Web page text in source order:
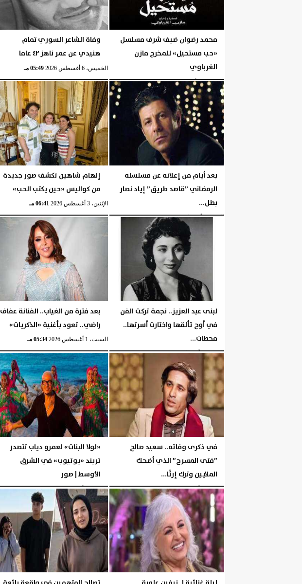
محمد رضوان ضيف شرف مسلسل
«حب مستحيل» للمخرج مازن
الغرباوي
الخميس، 6 أغسطس 2026 05:51 مـ
وفاة الشاعر السوري تمام
هنيدي عن عمر ناهز ٤٢ عاما
الخميس، 6 أغسطس 2026 05:49 مـ
بعد أيام من إعلانه عن مسلسله
الرمضاني ”قاصد طريق” إياد نصار
بطل...
الإثنين، 3 أغسطس 2026 06:42 مـ
إلهام شاهين تكشف صور جديدة
من كواليس «حين يكتب الحب»
الإثنين، 3 أغسطس 2026 06:41 مـ
لبنى عبد العزيز.. نجمة تركت الفن
في أوج تألقها واختارت أسرتها..
محطات...
السبت، 1 أغسطس 2026 05:35 مـ
بعد فترة من الغياب.. الفنانة عفاف
راضي.. تعود بأغنية «الذكريات»
السبت، 1 أغسطس 2026 05:34 مـ
في ذكرى وفاته.. سعيد صالح
”فتى المسرح” الذي أضحك
الملايين وترك إرثًا...
السبت، 1 أغسطس 2026 05:32 مـ
«لولا البنات» لعمرو دياب تتصدر
تريند «يوتيوب» في الشرق
الأوسط | صور
السبت، 1 أغسطس 2026 02:41 مـ